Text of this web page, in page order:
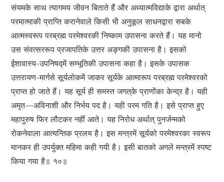
संयमके साथ त्यागमय जीवन बिताते हैं और अध्यात्मविद्याके द्वारा अर्थात्
परमात्माकी प्राप्ति करानेवाले किसी भी अनुकूल साधनद्वारा सबके
आत्मस्वरूप परब्रह्म परमेश्वरकी निष्काम उपासना करते हैं। यह मानो
उस संवत्सररूप प्रजापतिके उत्तर अङ्गकी उपासना है। इसको
ईशावास्य-उपनिषद्‍में सम्भूतिकी उपासना कहा है। इसके उपासक
उत्तरायण-मार्गसे सूर्यलोकमें जाकर सूर्यके आत्मारूप परब्रह्म परमेश्वरको
प्राप्त हो जाते हैं। यह सूर्य ही समस्त जगत‍्के प्राणोंका केन्द्र है। यही
अमृत—अविनाशी और निर्भय पद है। यही परम गति है। इसे प्राप्त हुए
महापुरुष फिर लौटकर नहीं आते। यह निरोध अर्थात् पुनर्जन्मको
रोकनेवाला आत्यन्तिक प्रलय है। इस मन्त्रमें सूर्यको परमेश्वरका स्वरूप
मानकर ही उपर्युक्त महिमा कही गयी है। इसी बातको अगले मन्त्रमें स्पष्ट
किया गया है॥ १०॥